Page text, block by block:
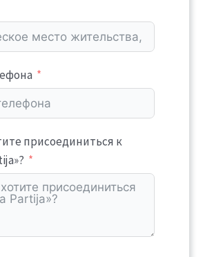
присоединиться к